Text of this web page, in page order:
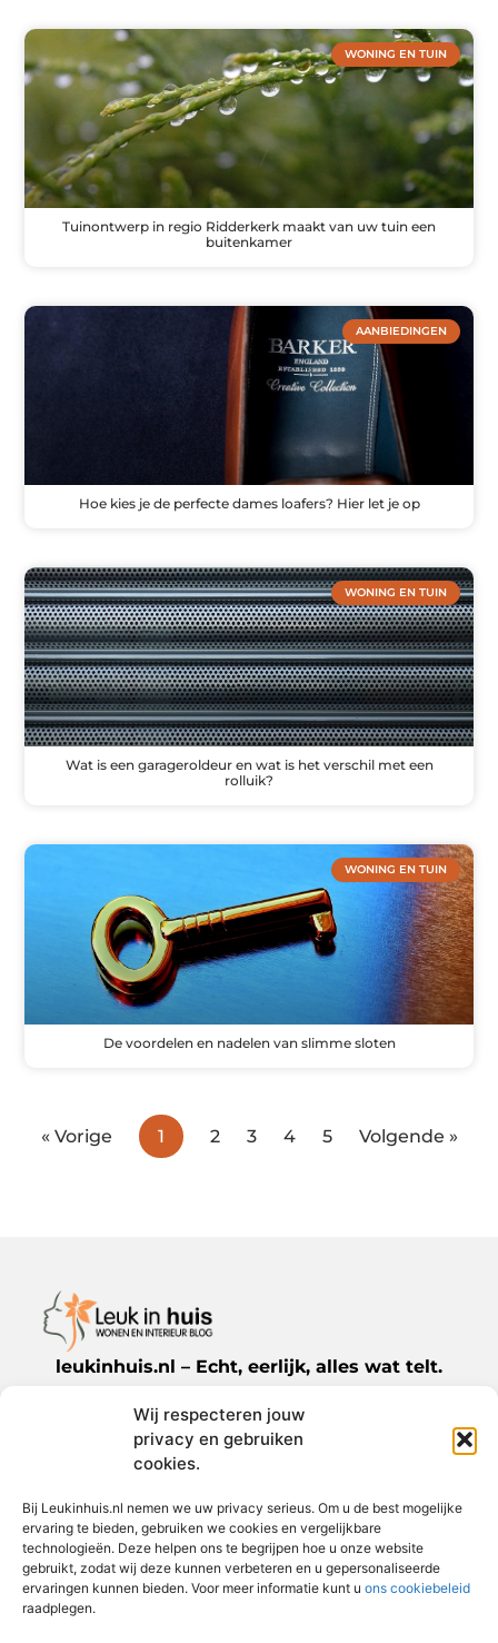
Wij respecteren jouw
privacy en gebruiken
cookies.
Bij Leukinhuis.nl nemen we uw privacy serieus. Om u de best mogelijke
ervaring te bieden, gebruiken we cookies en vergelijkbare
technologieën. Deze helpen ons te begrijpen hoe u onze website
gebruikt, zodat wij deze kunnen verbeteren en u gepersonaliseerde
ervaringen kunnen bieden. Voor meer informatie kunt u ons cookiebeleid
raadplegen.
WONING EN TUIN
Tuinontwerp in regio Ridderkerk maakt van uw tuin een
buitenkamer
AANBIEDINGEN
Hoe kies je de perfecte dames loafers? Hier let je op
WONING EN TUIN
Wat is een garageroldeur en wat is het verschil met een
rolluik?
WONING EN TUIN
De voordelen en nadelen van slimme sloten
« Vorige 1 2 3 4 5 Volgende »
leukinhuis.nl – Echt, eerlijk, alles wat telt.
Een verzameling van blogs en artikelen die
een breed scala aan onderwerpen uit het
dagelijks leven behandelen.
Bericht categorie